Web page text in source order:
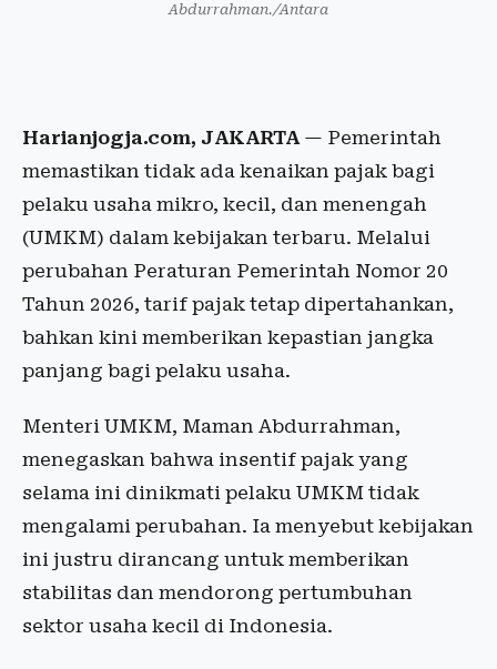
Abdurrahman./Antara
Harianjogja.com, JAKARTA— Pemerintah
memastikan tidak ada kenaikan pajak bagi
pelaku usaha mikro, kecil, dan menengah
(UMKM) dalam kebijakan terbaru. Melalui
perubahan Peraturan Pemerintah Nomor 20
Tahun 2026, tarif pajak tetap dipertahankan,
bahkan kini memberikan kepastian jangka
panjang bagi pelaku usaha.
Menteri UMKM, Maman Abdurrahman,
menegaskan bahwa insentif pajak yang
selama ini dinikmati pelaku UMKM tidak
mengalami perubahan. Ia menyebut kebijakan
ini justru dirancang untuk memberikan
stabilitas dan mendorong pertumbuhan
sektor usaha kecil di Indonesia.